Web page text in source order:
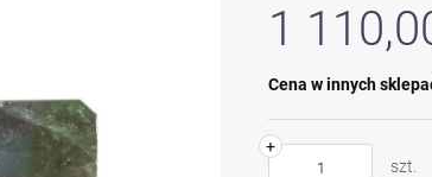
1
Cena w innych
+
szt.